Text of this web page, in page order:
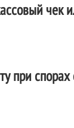
чек
при спорах